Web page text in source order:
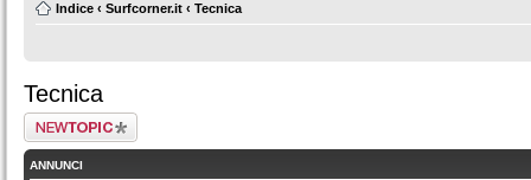
Indice ‹ Surfcorner.it ‹ Tecnica
Tecnica
Scrivi un nuovo
argomento
ANNUNCI